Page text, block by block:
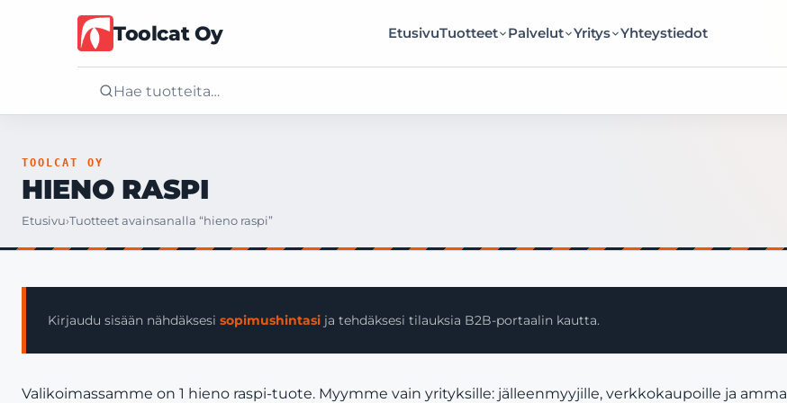
Toolcat Oy EtusivuTuotteet Palvelut Yritys Yhteystiedot
Tuotteet
Yritys
TOOLCAT OY
HIENO RASPI
Etusivu›Tuotteet avainsanalla “hieno raspi”
Kirjaudu sisään nähdäksesi sopimushintasi ja tehdäksesi tilauksia B2B-portaalin kautta.
Valikoimassamme on 1 hieno raspi-tuote. Myymme vain yrityksille: jälleenmyyjille, verkkokaupoille ja